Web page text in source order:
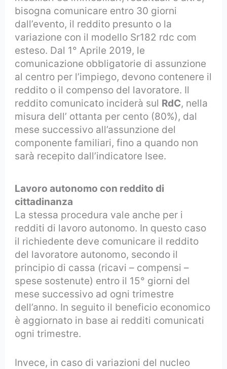
bisogna comunicare entro 30 giorni
dall’evento, il reddito presunto o la
variazione con il modello Sr182 rdc com
esteso. Dal 1° Aprile 2019, le
comunicazione obbligatorie di assunzione
al centro per l’impiego, devono contenere il
reddito o il compenso del lavoratore. Il
reddito comunicato inciderà sul RdC, nella
misura dell’ ottanta per cento (80%), dal
mese successivo all’assunzione del
componente familiari, fino a quando non
sarà recepito dall’indicatore Isee.
Lavoro autonomo con reddito di
cittadinanza
La stessa procedura vale anche per i
redditi di lavoro autonomo. In questo caso
il richiedente deve comunicare il reddito
del lavoratore autonomo, secondo il
principio di cassa (ricavi – compensi –
spese sostenute) entro il 15° giorni del
mese successivo ad ogni trimestre
dell’anno. In seguito il beneficio economico
è aggiornato in base ai redditi comunicati
ogni trimestre.
Invece, in caso di variazioni del nucleo